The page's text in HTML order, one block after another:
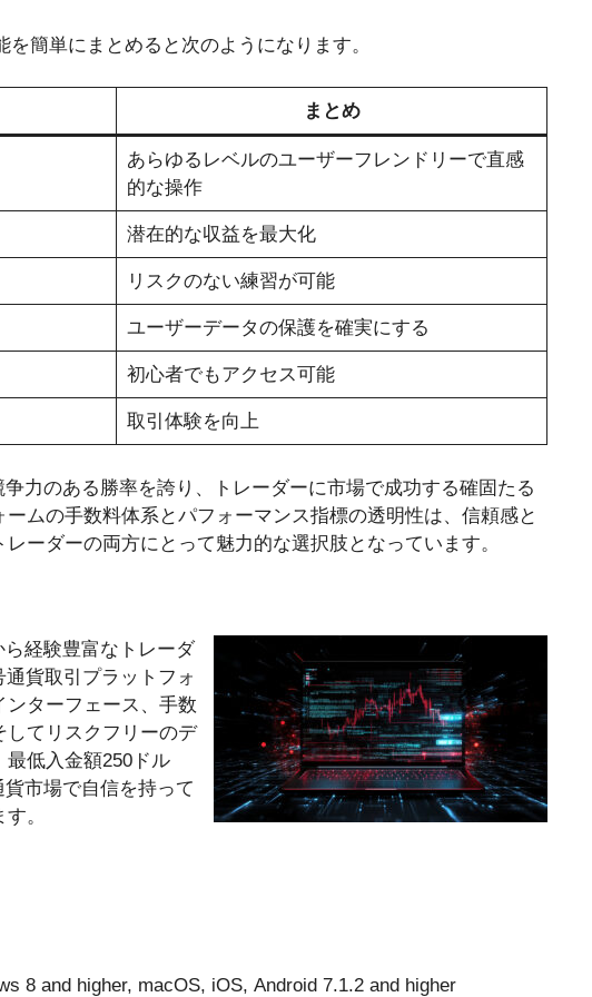
簡単にまとめると次のようになります。
まとめ
あらゆるレベルのユーザーフレンドリーで直感
的な操作
潜在的な収益を最大化
リスクのない練習が可能
ユーザーデータの保護を確実にする
初心者でもアクセス可能
取引体験を向上
力のある勝率を誇り、トレーダーに市場で成功する確固たる
ムの手数料体系とパフォーマンス指標の透明性は、信頼感と
ーダーの両方にとって魅力的な選択肢となっています。
経験豊富なトレーダ
貨取引プラットフォ
ターフェース、手数
てリスクフリーのデ
低入金額250ドル
市場で自信を持って
。
8 and higher, macOS, iOS, Android 7.1.2 and higher